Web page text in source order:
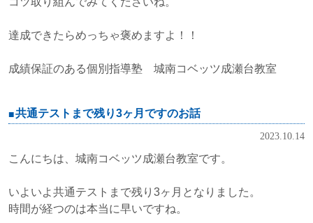
達成できたらめっちゃ褒めますよ！！
成績保証のある個別指導塾 城南コベッツ成瀬台教室
共通テストまで残り3ヶ月ですのお話
2023.10.14
こんにちは、城南コベッツ成瀬台教室です。
いよいよ共通テストまで残り3ヶ月となりました。
時間が経つのは本当に早いですね。